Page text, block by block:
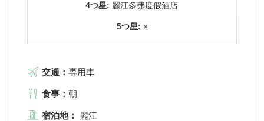
4つ星: 麗江多弗度假酒店
5つ星: ×
交通： 専用車
食事： 朝
宿泊地： 麗江